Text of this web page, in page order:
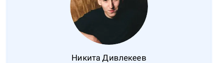
Никита Дивлекеев